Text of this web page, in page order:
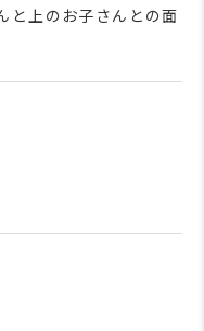
と上のお子さんとの面